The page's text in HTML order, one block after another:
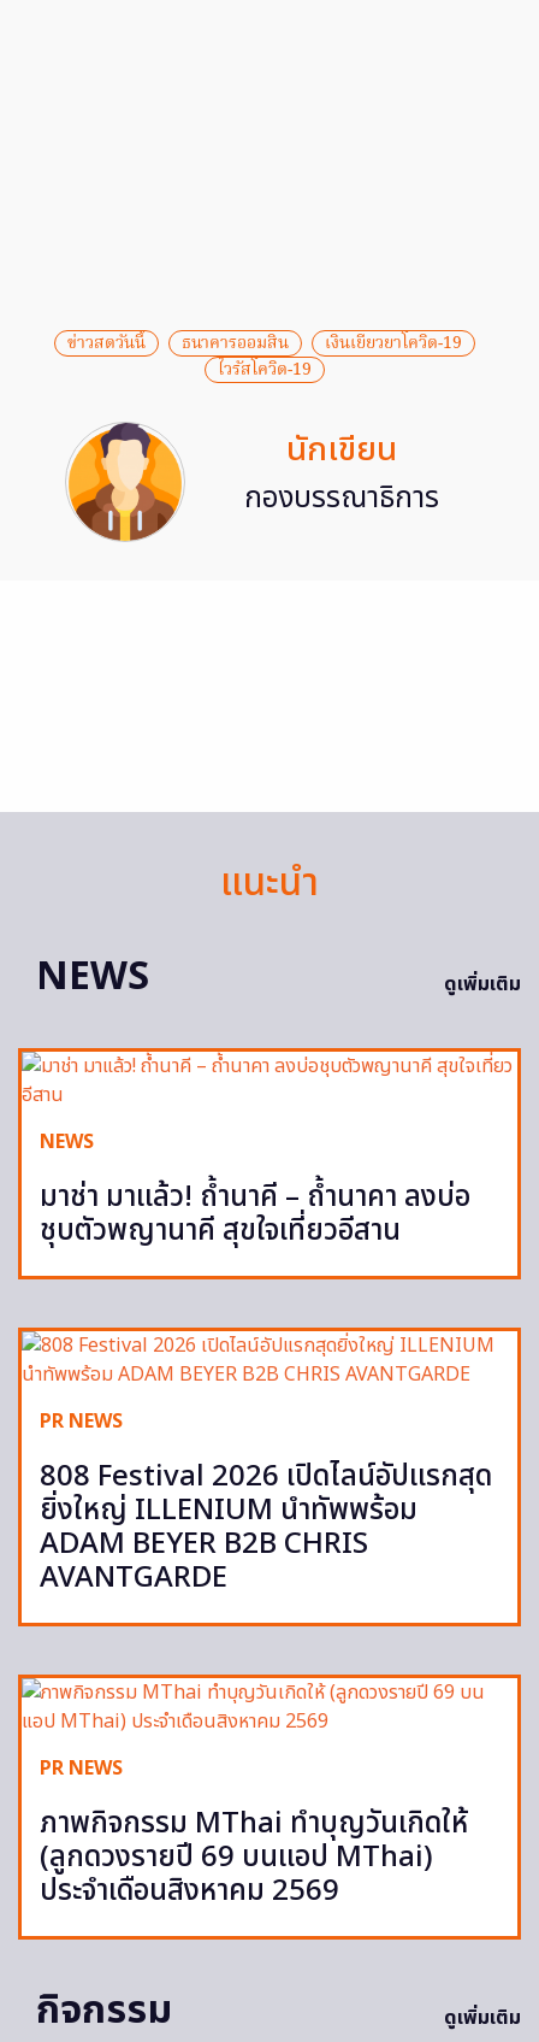
ข่าวสดวันนี้ ธนาคารออมสิน
เงินเยียวยาโควิด-19
ไวรัสโควิด-19
นักเขียน
กองบรรณาธิการ
แนะนำ
NEWS
ดูเพิ่มเติม
NEWS
มาช่า มาแล้ว! ถ้ำนาคี – ถ้ำนาคา ลงบ่อ
ชุบตัวพญานาคี สุขใจเที่ยวอีสาน
PR NEWS
808 Festival 2026 เปิดไลน์อัปแรกสุด
ยิ่งใหญ่ ILLENIUM นำทัพพร้อม
ADAM BEYER B2B CHRIS
AVANTGARDE
PR NEWS
ภาพกิจกรรม MThai ทำบุญวันเกิดให้
(ลูกดวงรายปี 69 บนแอป MThai)
ประจำเดือนสิงหาคม 2569
กิจกรรม ดูเพิ่มเติม